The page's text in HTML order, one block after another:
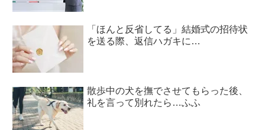
「ほんと反省してる」結婚式の招待状
を送る際、返信ハガキに…
散歩中の犬を撫でさせてもらった後、
礼を言って別れたら…ふふ